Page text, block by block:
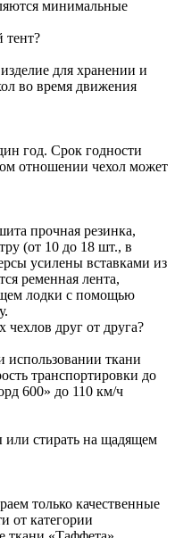
минимальные
тент?
для хранении и
во время движения
год. Срок годности
отношении чехол может
прочная резинка,
(от 10 до 18 шт., в
усилены вставками из
ременная лента,
лодки с помощью
друг от друга?
использовании ткани
транспортировки до
600» до 110 км/ч
стирать на щадящем
только качественные
от категории